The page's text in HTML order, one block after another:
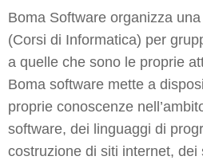
Boma Software organizza
(Corsi di Informatica) per
a quelle che sono le proprie
Boma software mette a
proprie conoscenze
software, dei linguaggi di
costruzione di siti internet,